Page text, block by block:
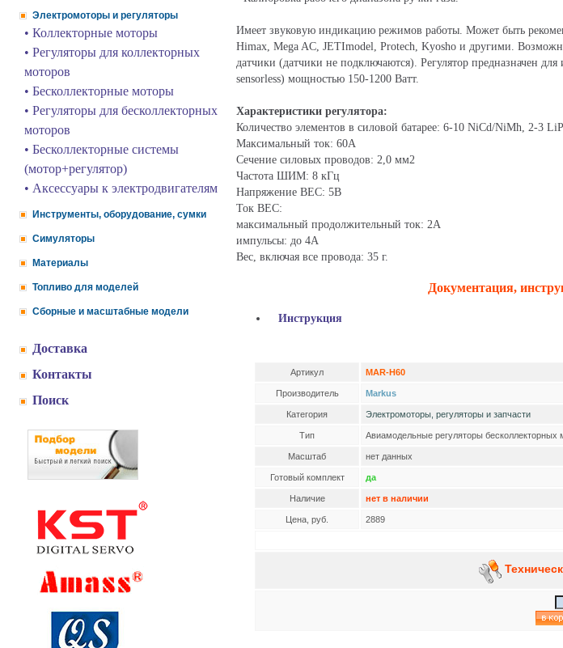
Электромоторы и регуляторы
• Коллекторные моторы
• Регуляторы для коллекторных
моторов
• Бесколлекторные моторы
• Регуляторы для бесколлекторных
моторов
• Бесколлекторные системы
(мотор+регулятор)
• Аксессуары к электродвигателям
Инструменты, оборудование, сумки
Симуляторы
Материалы
Топливо для моделей
Сборные и масштабные модели
Доставка
Контакты
Поиск
Имеет звуковую индикацию режимов работы. Может быть
Himax, Mega AC, JETImodel, Protech, Kyosho и другими.
датчики (датчики не подключаются). Регулятор предназначен
sensorless) мощностью 150-1200 Ватт.
Характеристики регулятора:
Количество элементов в силовой батарее: 6-10 NiCd/NiMh, 2-3
Максимальный ток: 60А
Сечение силовых проводов: 2,0 мм2
Частота ШИМ: 8 кГц
Напряжение BEC: 5В
Ток BEC:
максимальный продолжительный ток: 2A
импульсы: до 4A
Вес, включая все провода: 35 г.
Документация,
Инструкция
Артикул MAR-H60
Производитель Markus
Категория Электромоторы, регуляторы и запчасти
Тип Авиамодельные регуляторы бесколлекторных
Масштаб нет данных
Готовый комплект да
Наличие нет в наличии
Цена, руб. 2889